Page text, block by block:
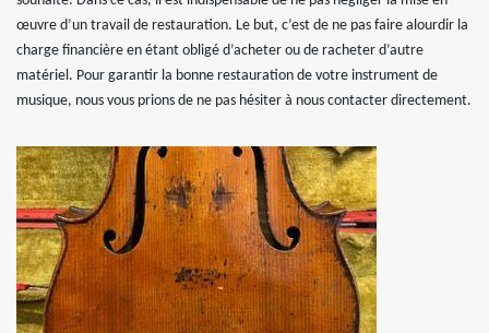
œuvre d’un travail de restauration. Le but, c’est de ne pas faire alourdir la
charge financière en étant obligé d’acheter ou de racheter d’autre
matériel. Pour garantir la bonne restauration de votre instrument de
musique, nous vous prions de ne pas hésiter à nous contacter directement.